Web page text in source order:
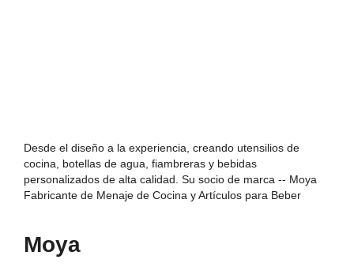
Desde el diseño a la experiencia, creando utensilios de
cocina, botellas de agua, fiambreras y bebidas
personalizados de alta calidad. Su socio de marca -- Moya
Fabricante de Menaje de Cocina y Artículos para Beber
Moya